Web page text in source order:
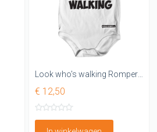
Look who's walking Rompertjes
€ 12,50